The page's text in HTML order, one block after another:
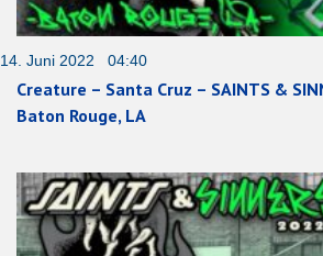
14. Juni 2022 04:40
Creature – Santa Cruz – SAINTS &
Baton Rouge, LA